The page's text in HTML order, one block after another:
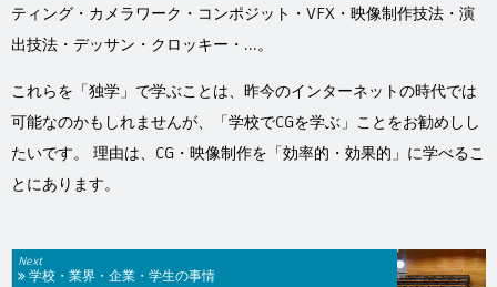
ティング・カメラワーク・コンポジット・VFX・映像制作技法・演
出技法・デッサン・クロッキー・...。
これらを「独学」で学ぶことは、昨今のインターネットの時代では
可能なのかもしれませんが、「学校でCGを学ぶ」ことをお勧めしし
たいです。 理由は、CG・映像制作を「効率的・効果的」に学べるこ
とにあります。
Next
学校・業界・企業・学生の事情